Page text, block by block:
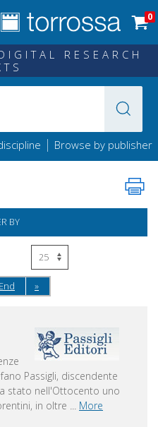
0
RESEARCH
| Browse by publisher
BY
End »
Passigli, discendente
stato nell'Ottocento uno
in oltre
More